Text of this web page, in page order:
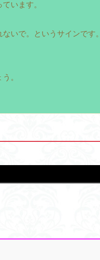
います。
いで。というサインです。
。